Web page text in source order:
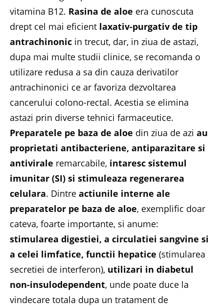
vitamina B12. Rasina de aloe era cunoscuta
drept cel mai eficient laxativ-purgativ de tip
antrachinonic in trecut, dar, in ziua de astazi,
dupa mai multe studii clinice, se recomanda o
utilizare redusa a sa din cauza derivatilor
antrachinonici ce ar favoriza dezvoltarea
cancerului colono-rectal. Acestia se elimina
astazi prin diverse tehnici farmaceutice.
Preparatele pe baza de aloe din ziua de azi au
proprietati antibacteriene, antiparazitare si
antivirale remarcabile, intaresc sistemul
imunitar (SI) si stimuleaza regenerarea
celulara. Dintre actiunile interne ale
preparatelor pe baza de aloe, exemplific doar
cateva, foarte importante, si anume:
stimularea digestiei, a circulatiei sangvine si
a celei limfatice, functii hepatice (stimularea
secretiei de interferon), utilizari in diabetul
non-insulodependent, unde poate duce la
vindecare totala dupa un tratament de